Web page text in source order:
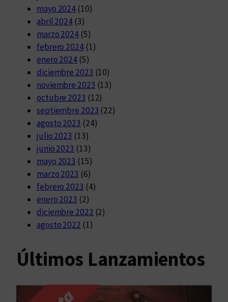
mayo 2024 (10)
abril 2024 (3)
marzo 2024 (5)
febrero 2024(1)
enero 2024 (5)
diciembre 2023 (10)
noviembre 2023 (13)
octubre 2023 (12)
septiembre 2023 (22)
agosto 2023 (24)
julio 2023 (13)
junio 2023 (13)
mayo 2023 (15)
marzo 2023 (6)
febrero 2023 (4)
enero 2023 (2)
diciembre 2022 (2)
agosto 2022 (1)
Últimos Lanzamientos